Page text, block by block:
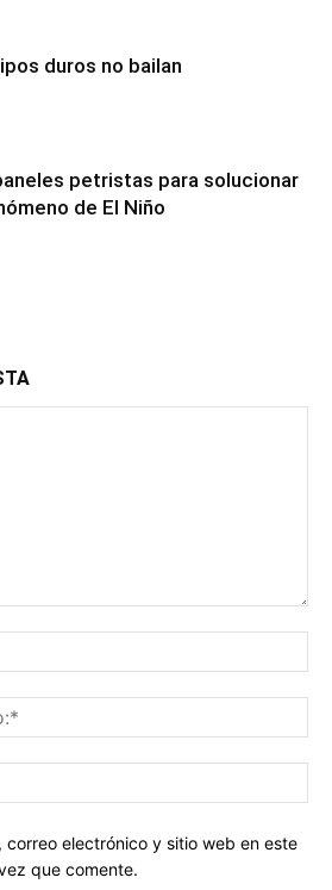
duros no bailan
petristas para solucionar
de El Niño
correo electrónico y sitio web en este
que comente.